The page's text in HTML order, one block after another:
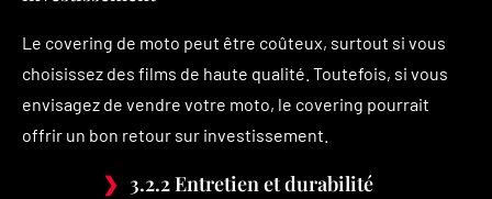
Le covering de moto peut être coûteux, surtout si vous
choisissez des films de haute qualité. Toutefois, si vous
envisagez de vendre votre moto, le covering pourrait
offrir un bon retour sur investissement.
3.2.2 Entretien et durabilité